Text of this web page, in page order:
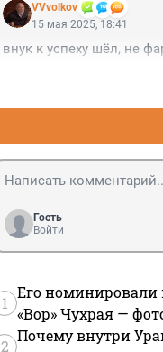
VVvolkov
15 мая 2025, 18:41
внук к успеху шёл, не
Гость
Войти
1
Его номинировали
«Вор» Чухрая —
2
Почему внутри